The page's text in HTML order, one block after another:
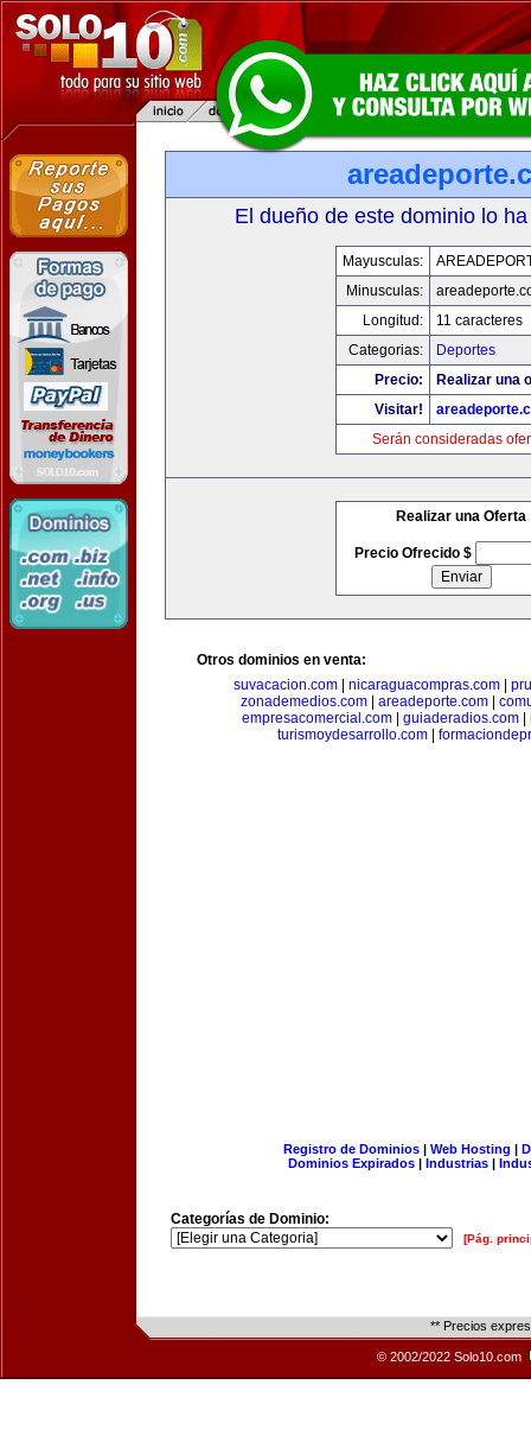
El dueño de este dominio lo
Mayusculas:
Minusculas:
Longitud:
11 caracteres
Categorias:
Deportes
Precio:
Realizar una
Visitar!
Serán consideradas
Realizar una Oferta
Precio Ofrecido $
Otros dominios en venta:
suvacacion.com| nicaraguacompras.com|
zonademedios.com| areadeporte.com|
empresacomercial.com| guiaderadios.com|
turismoydesarrollo.com
Registro de Dominios| Web Hosting |
Dominios Expirados | Industrias |
Categorías de Dominio:
[Pág.
** Precios
© 2002/2022 Solo10.com